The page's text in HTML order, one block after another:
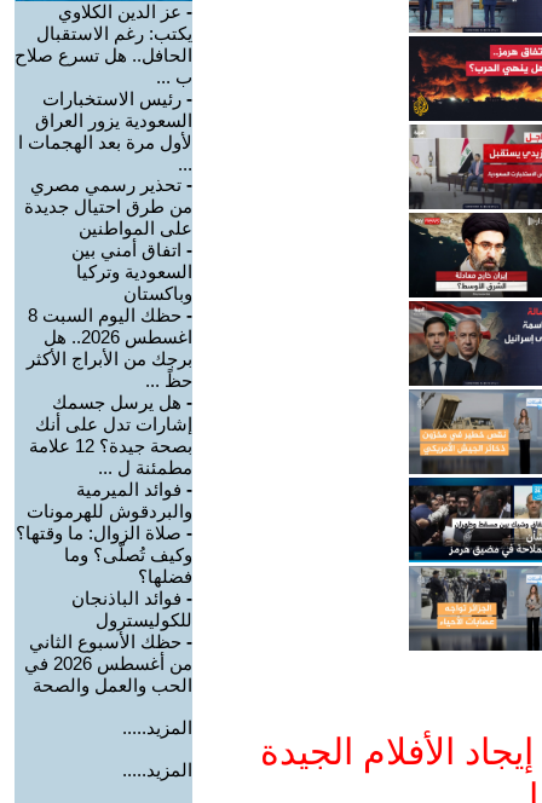
الأفلام الجيدة
- عز الدين الكلاوي
يكتب: رغم الاستقبال
الحافل.. هل تسرع صلاح
ب ...
- رئيس الاستخبارات
السعودية يزور العراق
لأول مرة بعد الهجمات ا
...
- تحذير رسمي مصري
من طرق احتيال جديدة
على المواطنين
- اتفاق أمني بين
السعودية وتركيا
وباكستان
-
حظك اليوم السبت 8
اغسطس 2026.. هل
برجك من الأبراج الأكثر
حظً ...
- هل يرسل جسمك
إشارات تدل على أنك
بصحة جيدة؟ 12 علامة
مطمئنة ل ...
- فوائد الميرمية
والبردقوش للهرمونات
- صلاة الزوال: ما وقتها؟
وكيف تُصلّى؟ وما
فضلها؟
- فوائد الباذنجان
للكوليسترول
- حظك الأسبوع الثاني
من أغسطس 2026 في
الحب والعمل والصحة
المزيد.....
المزيد.....